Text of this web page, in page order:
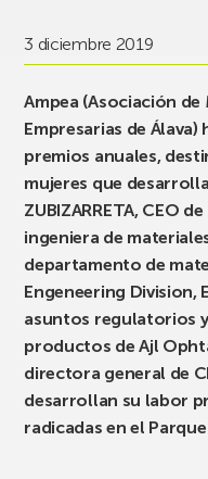
3 diciembre 2019
Ampea (Asociación
Empresarias de
premios anuales,
mujeres que
ZUBIZARRETA, CEO
ingeniera de
departamento de
Engeneering Division,
asuntos regulatorios
productos de Ajl
directora general de
desarrollan su labor
radicadas en el